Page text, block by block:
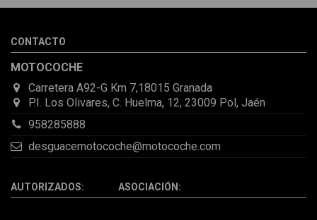
la pieza llegó correcta y bien embalada, además de llegarme 2
CONTACTO
MOTOCOCHE
Carretera A92-G Km 7,18015 Granada
P.I. Los Olivares, C. Huelma, 12, 23009 Pol, Jaén
958285888
desguacemotocoche@motocoche.com
AUTORIZADOS: ASOCIACIÓN: